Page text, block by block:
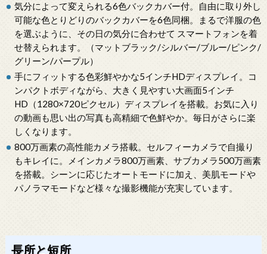
気分によって変えられる6色バックカバー付。自由に取り外し
可能な色とりどりのバックカバーを6色同梱。まるで洋服の色
を選ぶように、その日の気分に合わせて スマートフォンを着
せ替えられます。（マットブラック/シルバー/ブルー/ピンク/
グリーン/パープル）
手にフィットする色彩鮮やかな5インチHDディスプレイ。コ
ンパクトボディながら、大きく見やすい大画面5インチ
HD（1280×720ピクセル）ディスプレイを搭載。お気に入り
の動画も思い出の写真も高精細で色鮮やか。毎日がさらに楽
しくなります。
800万画素の高性能カメラ搭載。セルフィーカメラで自撮り
もキレイに。メインカメラ800万画素、サブカメラ500万画素
を搭載。シーンに応じたオートモードに加え、美肌モードや
パノラマモードなど様々な撮影機能が充実しています。
長所と短所